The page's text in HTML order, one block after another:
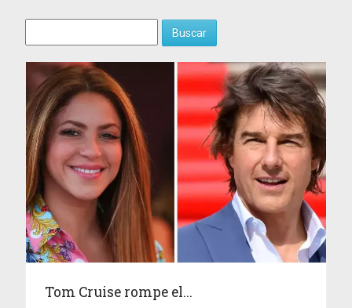
Buscar
Tom Cruise rompe el...